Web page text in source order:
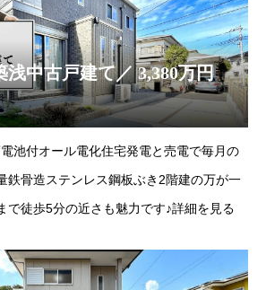
浅中古戸建て／ 3,380万円
池付オール電化住宅発電と売電で毎月の
鉄骨造ステンレス鋼板ぶき2階建の万が一
で徒歩5分の近さも魅力です♪詳細を見る